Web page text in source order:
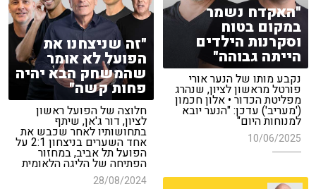
"האקדח נשמר
במקום בטוח
וסקרנות הילדים
הייתה גבוהה"
נקבע מותו של הנער אורי
פורטל מראשון לציון, שנהרג
מפליטת הכדור • אלון חכמון
('מעריב') עדכן: "הנער יובא
למנוחות היום"
10/06/2025
"זה שניצחנו את
הפועל לא אומר
שהמשחק הבא יהיה
פחות קשה"
חלוצה של הפועל ראשון
לציון, דור ג'אן, שיתף
בתחושותיו לאחר שכבש את
אחד השערים בניצחון 2:1 על
הפועל תל אביב, במחזור
הפתיחה של הליגה הלאומית
28/08/2024